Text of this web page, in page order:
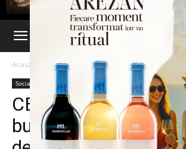
Acasă Social
Social Ultima oră
CE BAFTOSI: Trei
bucureşteni au luat